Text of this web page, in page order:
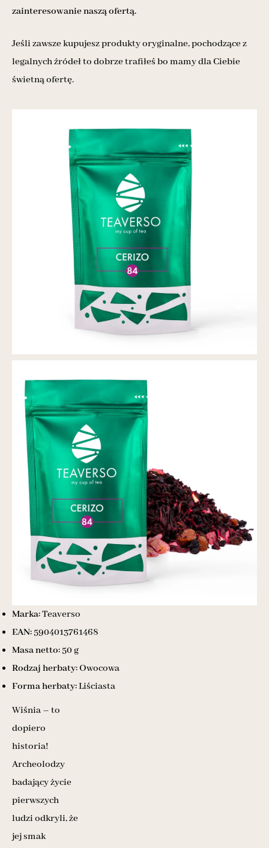
zainteresowanie naszą ofertą.
Jeśli zawsze kupujesz produkty oryginalne, pochodzące z
legalnych źródeł to dobrze trafiłeś bo mamy dla Ciebie
świetną ofertę.
Marka:Teaverso
EAN:5904013761468
Masa netto:50 g
Rodzaj herbaty:Owocowa
Forma herbaty:Liściasta
Wiśnia – to
dopiero
historia!
Archeolodzy
badający życie
pierwszych
ludzi odkryli, że
jej smak